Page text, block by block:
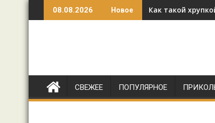
Перейти
к
08.08.2026 Новое Как такой
СВЕЖЕЕ ПОПУЛЯРНОЕ